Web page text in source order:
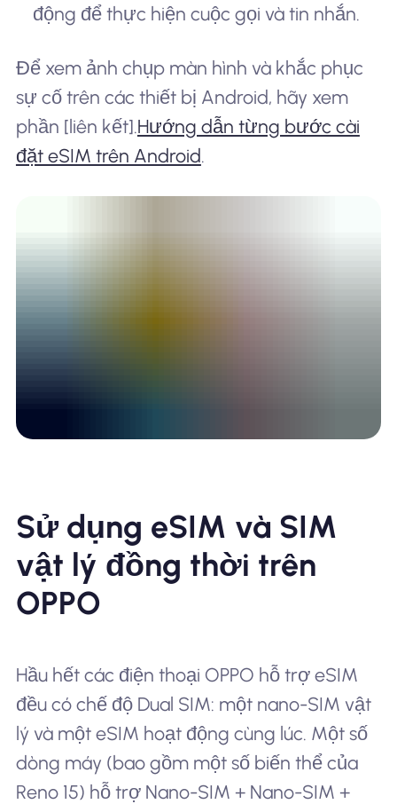
động để thực hiện cuộc gọi và tin nhắn.
Để xem ảnh chụp màn hình và khắc phục
sự cố trên các thiết bị Android, hãy xem
phần [liên kết].Hướng dẫn từng bước cài
đặt eSIM trên Android.
Sử dụng eSIM và SIM
vật lý đồng thời trên
OPPO
Hầu hết các điện thoại OPPO hỗ trợ eSIM
đều có chế độ Dual SIM: một nano-SIM vật
lý và một eSIM hoạt động cùng lúc. Một số
dòng máy (bao gồm một số biến thể của
Reno 15) hỗ trợ Nano-SIM + Nano-SIM +